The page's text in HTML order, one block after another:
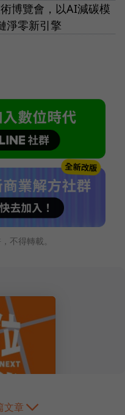
博覽會，以AI減碳模
淨零新引擎
不得轉載。
文章